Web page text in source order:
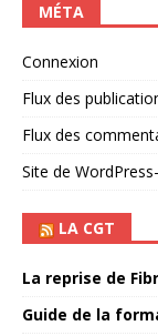
MÉTA
Connexion
Flux des
Flux des
Site de
LA CGT
La reprise de
Guide de la